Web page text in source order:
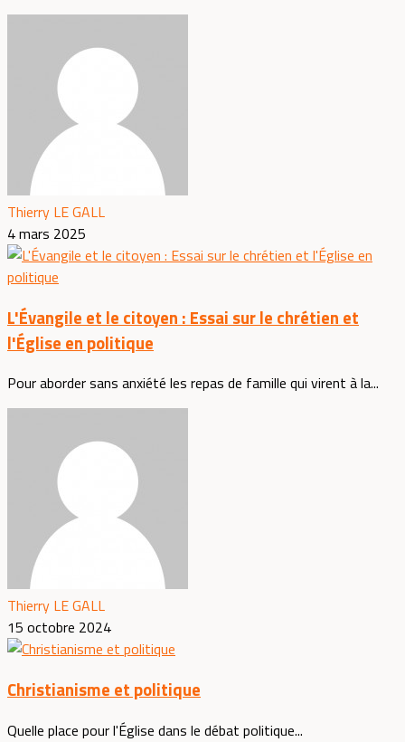
Thierry LE GALL
4 mars 2025
L'Évangile et le citoyen : Essai sur le chrétien et
l'Église en politique
Pour aborder sans anxiété les repas de famille qui virent à la...
Thierry LE GALL
15 octobre 2024
Christianisme et politique
Quelle place pour l'Église dans le débat politique...